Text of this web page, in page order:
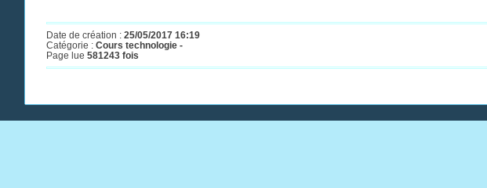
Date de création : 25/05/2017 16:19
Catégorie : Cours technologie -
Page lue 581243 fois